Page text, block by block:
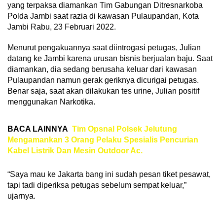
yang terpaksa diamankan Tim Gabungan Ditresnarkoba
Polda Jambi saat razia di kawasan Pulaupandan, Kota
Jambi Rabu, 23 Februari 2022.
Menurut pengakuannya saat diintrogasi petugas, Julian
datang ke Jambi karena urusan bisnis berjualan baju. Saat
diamankan, dia sedang berusaha keluar dari kawasan
Pulaupandan namun gerak geriknya dicurigai petugas.
Benar saja, saat akan dilakukan tes urine, Julian positif
menggunakan Narkotika.
BACA LAINNYA Tim Opsnal Polsek Jelutung
Mengamankan 3 Orang Pelaku Spesialis Pencurian
Kabel Listrik Dan Mesin Outdoor Ac.
“Saya mau ke Jakarta bang ini sudah pesan tiket pesawat,
tapi tadi diperiksa petugas sebelum sempat keluar,”
ujarnya.